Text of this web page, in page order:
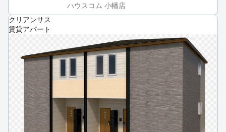
ハウスコム 小幡店
クリアンサス
賃貸アパート